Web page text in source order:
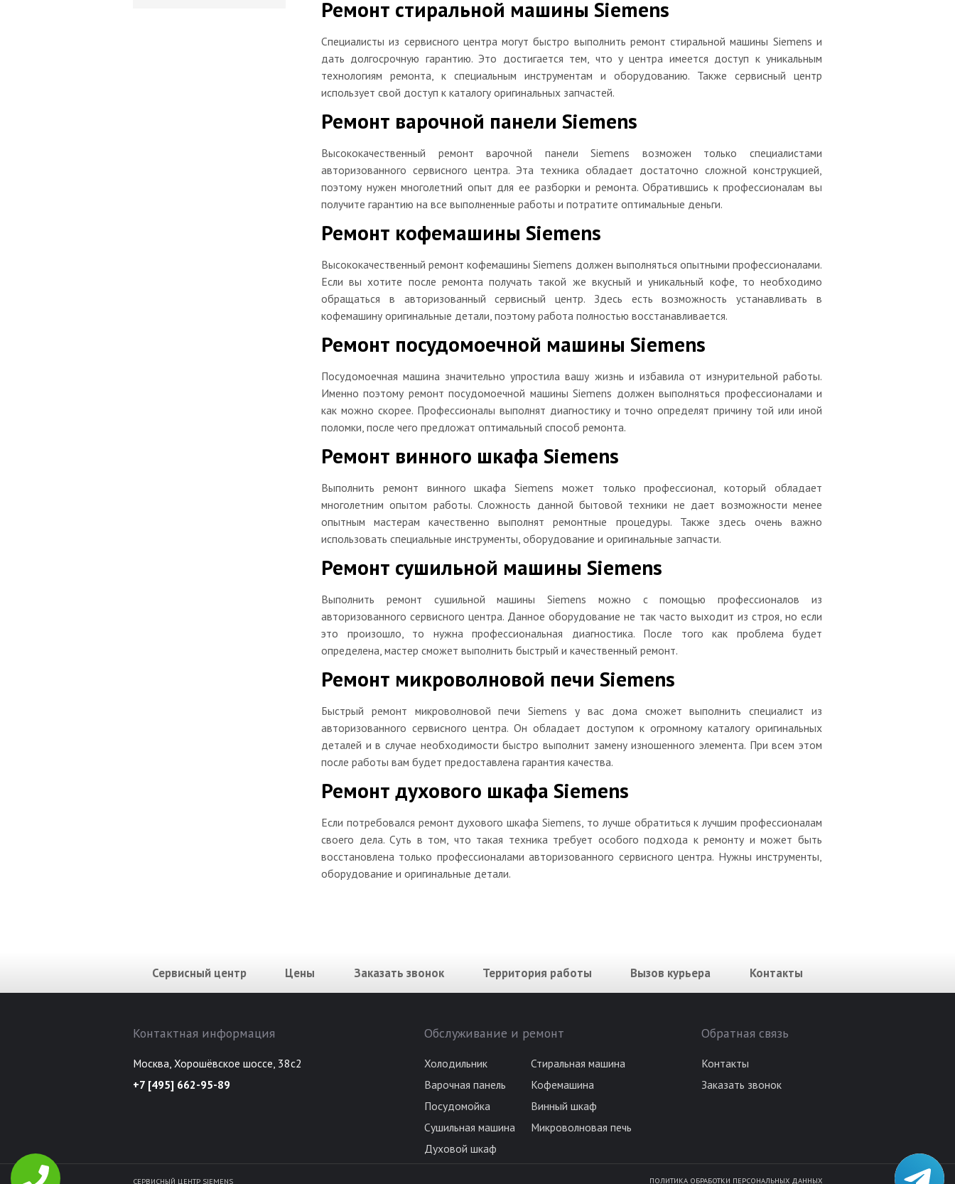
Ремонт стиральной машины Siemens
Специалисты из сервисного центра могут быстро выполнить ремонт стиральной машины Siemens и
дать долгосрочную гарантию. Это достигается тем, что у центра имеется доступ к уникальным
технологиям ремонта, к специальным инструментам и оборудованию. Также сервисный центр
использует свой доступ к каталогу оригинальных запчастей.
Ремонт варочной панели Siemens
Высококачественный ремонт варочной панели Siemens возможен только специалистами
авторизованного сервисного центра. Эта техника обладает достаточно сложной конструкцией,
поэтому нужен многолетний опыт для ее разборки и ремонта. Обратившись к профессионалам вы
получите гарантию на все выполненные работы и потратите оптимальные деньги.
Ремонт кофемашины Siemens
Высококачественный ремонт кофемашины Siemens должен выполняться опытными профессионалами.
Если вы хотите после ремонта получать такой же вкусный и уникальный кофе, то необходимо
обращаться в авторизованный сервисный центр. Здесь есть возможность устанавливать в
кофемашину оригинальные детали, поэтому работа полностью восстанавливается.
Ремонт посудомоечной машины Siemens
Посудомоечная машина значительно упростила вашу жизнь и избавила от изнурительной работы.
Именно поэтому ремонт посудомоечной машины Siemens должен выполняться профессионалами и
как можно скорее. Профессионалы выполнят диагностику и точно определят причину той или иной
поломки, после чего предложат оптимальный способ ремонта.
Ремонт винного шкафа Siemens
Выполнить ремонт винного шкафа Siemens может только профессионал, который обладает
многолетним опытом работы. Сложность данной бытовой техники не дает возможности менее
опытным мастерам качественно выполнят ремонтные процедуры. Также здесь очень важно
использовать специальные инструменты, оборудование и оригинальные запчасти.
Ремонт сушильной машины Siemens
Выполнить ремонт сушильной машины Siemens можно с помощью профессионалов из
авторизованного сервисного центра. Данное оборудование не так часто выходит из строя, но если
это произошло, то нужна профессиональная диагностика. После того как проблема будет
определена, мастер сможет выполнить быстрый и качественный ремонт.
Ремонт микроволновой печи Siemens
Быстрый ремонт микроволновой печи Siemens у вас дома сможет выполнить специалист из
авторизованного сервисного центра. Он обладает доступом к огромному каталогу оригинальных
деталей и в случае необходимости быстро выполнит замену изношенного элемента. При всем этом
после работы вам будет предоставлена гарантия качества.
Ремонт духового шкафа Siemens
Если потребовался ремонт духового шкафа Siemens, то лучше обратиться к лучшим профессионалам
своего дела. Суть в том, что такая техника требует особого подхода к ремонту и может быть
восстановлена только профессионалами авторизованного сервисного центра. Нужны инструменты,
оборудование и оригинальные детали.
Сервисный центр Цены Заказать звонок Территория работы Вызов курьера Контакты
Контактная информация
Москва, Хорошёвское шоссе, 38с2
+7 [495] 662-95-89
Обслуживание и ремонт
Холодильник
Стиральная машина
Варочная панель
Кофемашина
Посудомойка
Винный шкаф
Сушильная машина
Микроволновая печь
Духовой шкаф
Обратная связь
Контакты
Заказать звонок
ПОЛИТИКА ОБРАБОТКИ ПЕРСОНАЛЬНЫХ ДАННЫХ
СЕРВИСНЫЙ ЦЕНТР SIEMENS